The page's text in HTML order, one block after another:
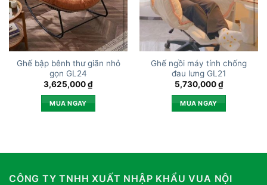
Ghế bập bênh thư giãn nhỏ
gọn GL24
3,625,000₫
MUA NGAY
Ghế ngồi máy tính chống
đau lưng GL21
5,730,000₫
MUA NGAY
CÔNG TY TNHH XUẤT NHẬP KHẨU VUA NỘI